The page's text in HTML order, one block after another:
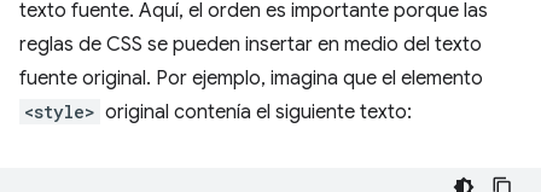
texto fuente. Aquí, el orden es importante porque las
reglas de CSS se pueden insertar en medio del texto
fuente original. Por ejemplo, imagina que el elemento
<style> original contenía el siguiente texto: